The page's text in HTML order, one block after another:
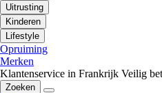
Uitrusting
Kinderen
Lifestyle
Opruiming
Merken
Klantenservice in Frankrijk Veilig
Zoeken